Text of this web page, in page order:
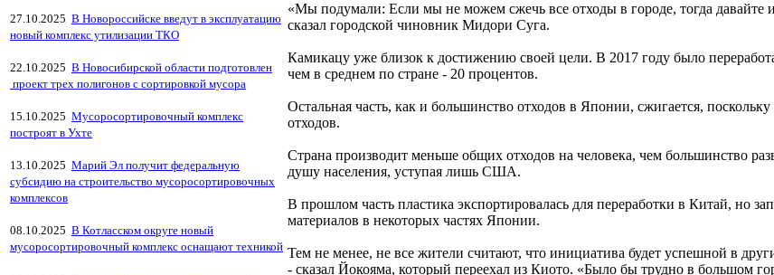
27.10.2025 В Новороссийске введут в эксплуатацию
новый комплекс утилизации ТКО
22.10.2025 В Новосибирской области подготовлен
проект трех полигонов с сортировкой мусора
15.10.2025 Мусоросортировочный комплекс
построят в Ухте
13.10.2025 Марий Эл получит федеральную
субсидию на строительство мусоросортировочных
комплексов
08.10.2025 В Котласском округе новый
мусоросортировочный комплекс оснащают техникой
«Мы подумали: Если мы не можем сжечь все отходы в городе, тогда давайте
сказал городской чиновник Мидори Суга.
Камикацу уже близок к достижению своей цели. В 2017 году было
чем в среднем по стране - 20 процентов.
Остальная часть, как и большинство отходов в Японии, сжигается,
отходов.
Страна производит меньше общих отходов на человека, чем большинство
душу населения, уступая лишь США.
В прошлом часть пластика экспортировалась для переработки в Китай, но
материалов в некоторых частях Японии.
Тем не менее, не все жители считают, что инициатива будет успешной в
- сказал Йокояма, который переехал из Киото. «Было бы трудно в большом